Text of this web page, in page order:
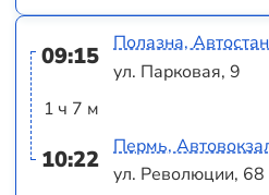
09:15
1 ч 7 м
10:22
Полазна,
ул. Парковая, 9
Пермь,
ул. Революции, 68